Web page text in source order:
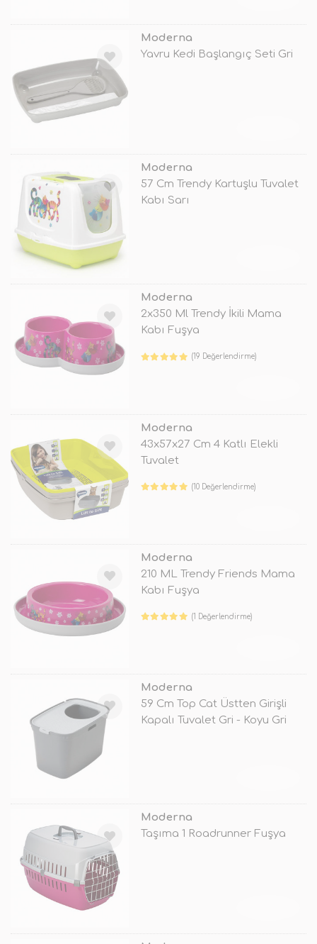
Moderna
Yavru Kedi Başlangıç Seti Gri
Moderna
57 Cm Trendy Kartuşlu Tuvalet
Kabı Sarı
Moderna
2x350 Ml Trendy İkili Mama
Kabı Fuşya
(19 Değerlendirme)
Moderna
43x57x27 Cm 4 Katlı Elekli
Tuvalet
(10 Değerlendirme)
Moderna
210 ML Trendy Friends Mama
Kabı Fuşya
(1 Değerlendirme)
Moderna
59 Cm Top Cat Üstten Girişli
Kapalı Tuvalet Gri - Koyu Gri
Moderna
Taşıma 1 Roadrunner Fuşya